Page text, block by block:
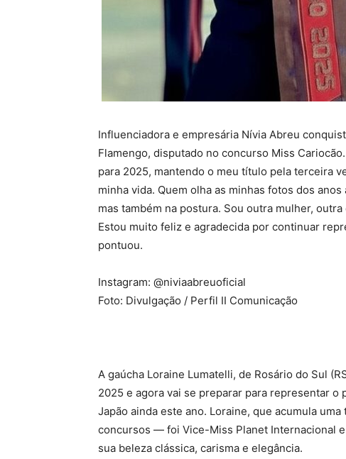
Influenciadora e empresária Nívia Abreu
Flamengo, disputado no concurso Miss
para 2025, mantendo o meu título pela terceira
minha vida. Quem olha as minhas fotos dos
mas também na postura. Sou outra mulher,
Estou muito feliz e agradecida por continuar
pontuou.
Instagram: @niviaabreuoficial
Foto: Divulgação / Perfil II Comunicação
A gaúcha Loraine Lumatelli, de Rosário do Sul
2025 e agora vai se preparar para representar
Japão ainda este ano. Loraine, que acumula
concursos — foi Vice-Miss Planet Internacional
sua beleza clássica, carisma e elegância.